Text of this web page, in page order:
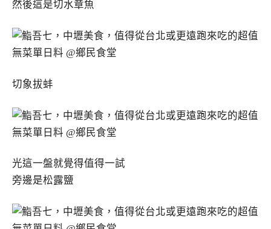
然後這是切水章魚
切象拔蚌
光這一盤就覺得值得一試
旁邊是松露鹽